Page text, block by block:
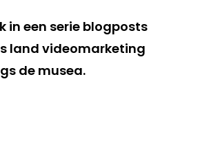
in een serie blogposts
land videomarketing
de musea.